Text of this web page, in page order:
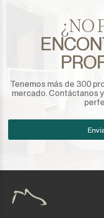
¿NO
Tenemos más de 300
mercado. Contáctanos